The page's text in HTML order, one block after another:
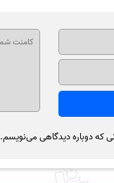
که دوباره دیدگاهی می‌نویسم.